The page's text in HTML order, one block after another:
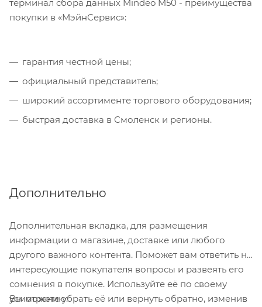
терминал сбора данных Mindeo M50 - преимущества
покупки в «МэйнСервис»:
гарантия честной цены;
официальный представитель;
широкий ассортименте торгового оборудования;
быстрая доставка в Смоленск и регионы.
Дополнительно
Дополнительная вкладка, для размещения
информации о магазине, доставке или любого
другого важного контента. Поможет вам ответить на
интересующие покупателя вопросы и развеять его
сомнения в покупке. Используйте её по своему
усмотрению.
Вы можете убрать её или вернуть обратно, изменив